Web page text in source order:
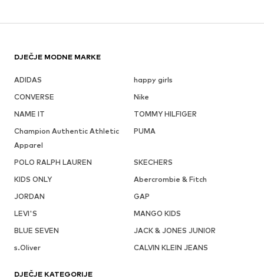
DJEČJE MODNE MARKE
ADIDAS
happy girls
CONVERSE
Nike
NAME IT
TOMMY HILFIGER
Champion Authentic Athletic
Apparel
PUMA
POLO RALPH LAUREN
SKECHERS
KIDS ONLY
Abercrombie & Fitch
JORDAN
GAP
LEVI'S
MANGO KIDS
BLUE SEVEN
JACK & JONES JUNIOR
s.Oliver
CALVIN KLEIN JEANS
DJEČJE KATEGORIJE